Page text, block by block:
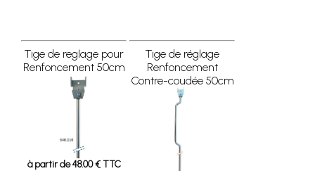
Tige de reglage pour
Renfoncement 50cm
à partir de 48.00 € TTC
Tige de réglage
Renfoncement
Contre-coudée 50cm